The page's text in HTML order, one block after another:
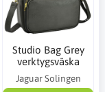
Studio Bag Grey
verktygsväska
Jaguar Solingen